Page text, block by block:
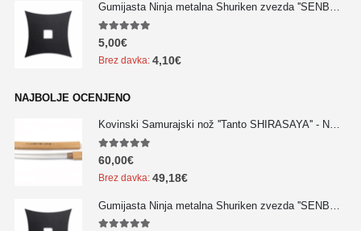
Gumijasta Ninja metalna Shuriken zvezda ''SENBAN'' - NOVO!!!
5.00out of 5
5,00€
Brez davka: 4,10€
NAJBOLJE OCENJENO
Kovinski Samurajski nož ''Tanto SHIRASAYA'' - NOVO!!!
5.00out of 5
60,00€
Brez davka: 49,18€